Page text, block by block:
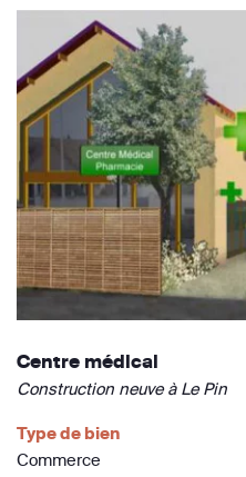
Centre médical
Construction neuve à Le Pin
Type de bien
Commerce